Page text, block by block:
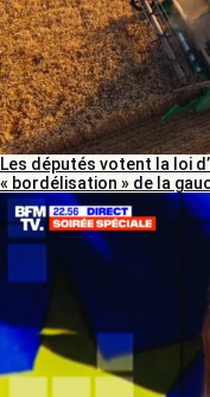
Les députés votent la loi
« bordélisation » de la